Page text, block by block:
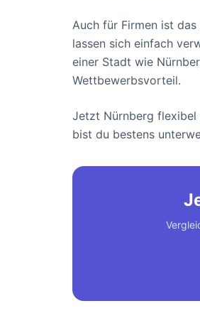
Auch für Firmen ist
lassen sich einfach
einer Stadt wie
Wettbewerbsvorteil.
Jetzt Nürnberg flexibel
bist du bestens